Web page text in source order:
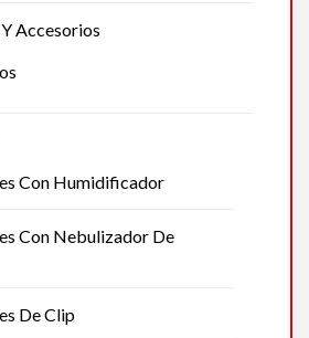
Accesorios
Con Humidificador
Con Nebulizador De
De Clip